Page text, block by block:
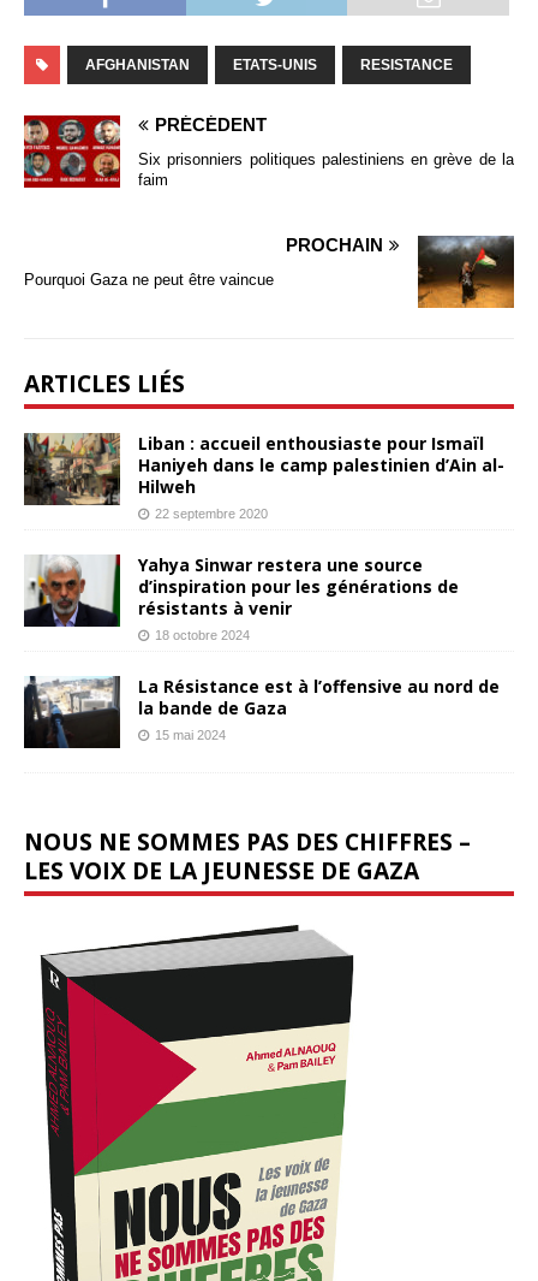
AFGHANISTAN ETATS-UNIS RESISTANCE
PRÉCÉDENT
Six prisonniers politiques palestiniens en grève de la
faim
PROCHAIN
Pourquoi Gaza ne peut être vaincue
ARTICLES LIÉS
Liban : accueil enthousiaste pour Ismaïl
Haniyeh dans le camp palestinien d’Ain al-
Hilweh
22 septembre 2020
Yahya Sinwar restera une source
d’inspiration pour les générations de
résistants à venir
18 octobre 2024
La Résistance est à l’offensive au nord de
la bande de Gaza
15 mai 2024
NOUS NE SOMMES PAS DES CHIFFRES –
LES VOIX DE LA JEUNESSE DE GAZA